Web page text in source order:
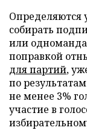
Определяются
собирать
или
поправкой
для партий,
по
не менее 3%
участие в